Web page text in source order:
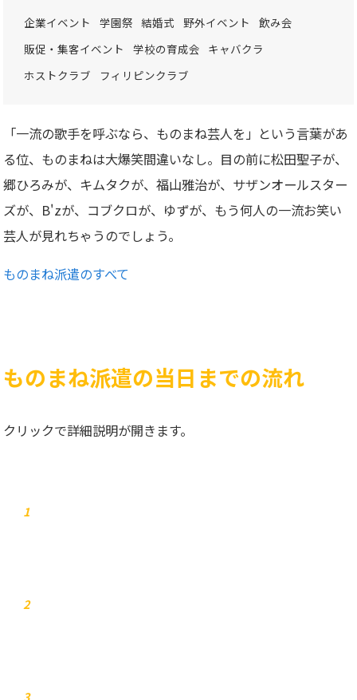
企業イベント 学園祭 結婚式 野外イベント
飲み会
販促・集客イベント
学校の育成会 キャバクラ
ホストクラブ
フィリピンクラブ
「一流の歌手を呼ぶなら、ものまね芸人を」という言葉があ
る位、ものまねは大爆笑間違いなし。目の前に松田聖子が、
郷ひろみが、キムタクが、福山雅治が、サザンオールスター
ズが、B'zが、コブクロが、ゆずが、もう何人の一流お笑い
芸人が見れちゃうのでしょう。
ものまね派遣のすべて
ものまね派遣の当日までの流れ
クリックで詳細説明が開きます。
1
2
3